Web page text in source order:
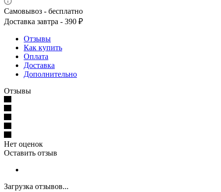
Самовывоз - бесплатно
Доставка завтра - 390 ₽
Отзывы
Как купить
Оплата
Доставка
Дополнительно
Отзывы
Нет оценок
Оставить отзыв
Загрузка отзывов...